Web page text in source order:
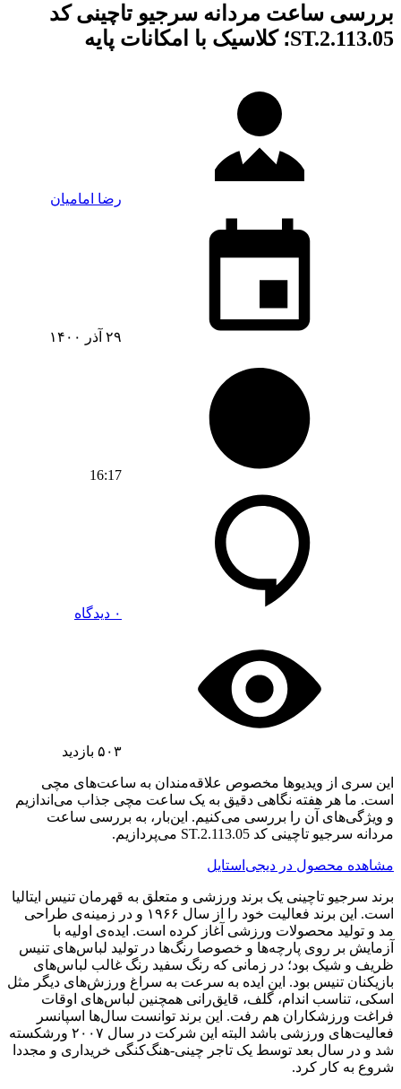
بررسی ساعت مردانه سرجیو تاچینی کد
ST.2.113.05؛ کلاسیک با امکانات پایه‌
رضا امامیان
۲۹ آذر ۱۴۰۰
16:17
۰ دیدگاه
۵۰۳ بازدید
این سری از ویدیوها مخصوص علاقه‌مندان به ساعت‌های مچی
است. ما هر هفته نگاهی دقیق به یک ساعت مچی جذاب می‌اندازیم
و ویژگی‌های آن را بررسی می‌کنیم. این‌بار، به بررسی ساعت
مردانه سرجیو تاچینی کد ST.2.113.05 می‌پردازیم.
مشاهده محصول در دیجی‌استایل
برند سرجیو تاچینی یک برند ورزشی و متعلق به قهرمان تنیس ایتالیا
است. این برند فعالیت خود را از سال ۱۹۶۶ و در زمینه‌ی طراحی
مد و تولید محصولات ورزشی آغاز کرده است. ایده‌ی اولیه با
آزمایش بر روی پارچه‌ها و خصوصا رنگ‌ها در تولید لباس‌های تنیس
ظریف و شیک بود؛ در زمانی که رنگ سفید رنگ غالب لباس‌های
بازیکنان تنیس بود. این ایده به سرعت به سراغ ورزش‌های دیگر مثل
اسکی، تناسب اندام، گلف، قایق‌رانی همچنین لباس‌های اوقات
فراغت ورزشکاران هم رفت. این برند توانست سال‌ها اسپانسر
فعالیت‌های ورزشی باشد البته این شرکت در سال ۲۰۰۷ ورشکسته
شد و در سال بعد توسط یک تاجر چینی-هنگ‌کنگی خریداری و مجددا
شروع به کار کرد.